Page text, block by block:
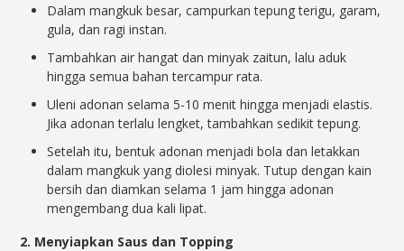
Dalam mangkuk besar, campurkan tepung terigu, garam,
gula, dan ragi instan.
Tambahkan air hangat dan minyak zaitun, lalu aduk
hingga semua bahan tercampur rata.
Uleni adonan selama 5-10 menit hingga menjadi elastis.
Jika adonan terlalu lengket, tambahkan sedikit tepung.
Setelah itu, bentuk adonan menjadi bola dan letakkan
dalam mangkuk yang diolesi minyak. Tutup dengan kain
bersih dan diamkan selama 1 jam hingga adonan
mengembang dua kali lipat.
2. Menyiapkan Saus dan Topping